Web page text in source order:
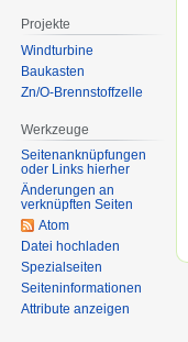
Projekte
Windturbine
Baukasten
Zn/O-Brennstoffzelle
Werkzeuge
Seitenanknüpfungen
oder Links hierher
Änderungen an
verknüpften Seiten
Atom
Datei hochladen
Spezialseiten
Seiten­informationen
Attribute anzeigen